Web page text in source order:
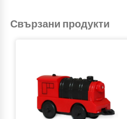
Свързани продукти